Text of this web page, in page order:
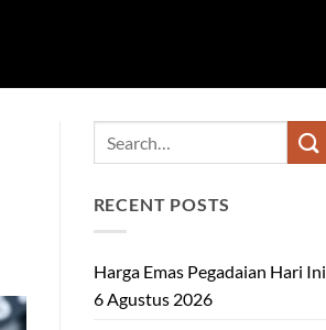
RECENT POSTS
Harga Emas Pegadaian Hari Ini
6 Agustus 2026